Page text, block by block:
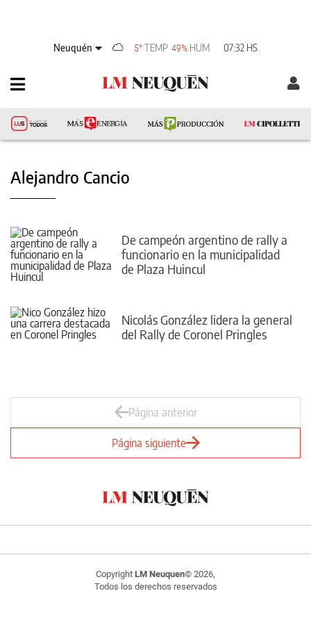
Neuquén 5°TEMP 49% HUM 07:32 HS
Alejandro Cancio
De campeón argentino de rally a
funcionario en la municipalidad
de Plaza Huincul
Nicolás González lidera la general
del Rally de Coronel Pringles
Página anterior
Página siguiente
Copyright LM Neuquen© 2026,
Todos los derechos reservados